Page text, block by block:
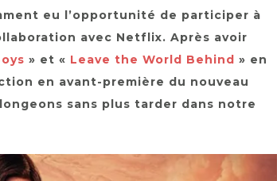
eu l’opportunité de participer à
avec Netflix. Après avoir
» et « Leave the World Behind » en
en avant-première du nouveau
sans plus tarder dans notre